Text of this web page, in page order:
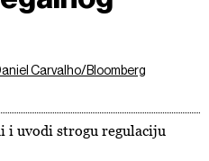
Carvalho/Bloomberg
i uvodi strogu regulaciju